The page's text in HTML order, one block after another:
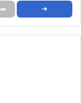
➦ ➜